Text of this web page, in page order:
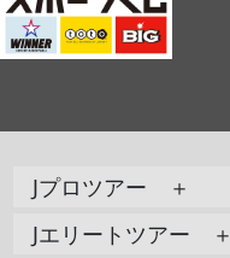
Jプロツアー ＋
Jエリートツアー ＋